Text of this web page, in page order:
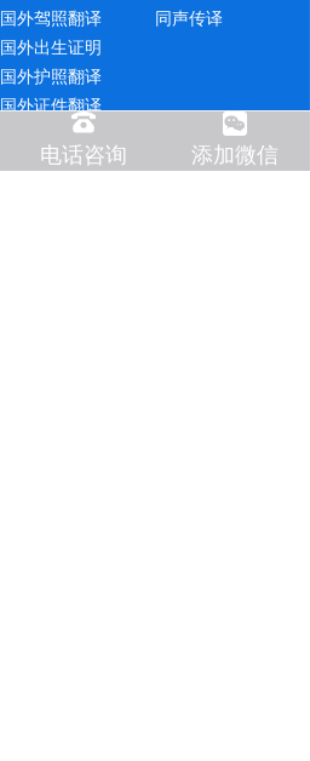
国外驾照翻译
同声传译
国外出生证明
国外护照翻译
国外证件翻译
出国留学资料
移民资料翻译
电话咨询 添加微信